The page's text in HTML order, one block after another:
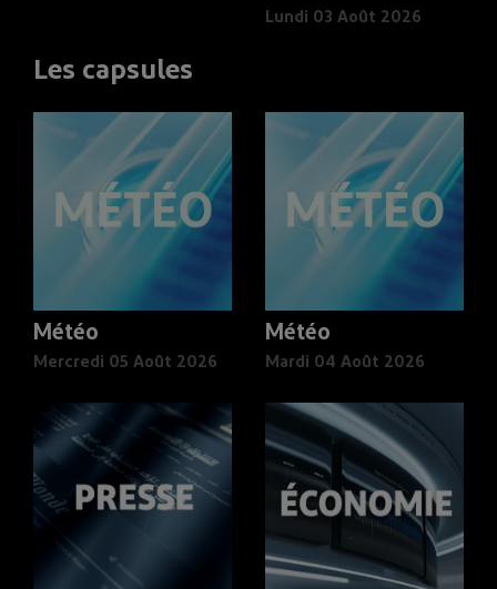
Lundi 03 Août 2026
Les capsules
Météo
Mercredi 05 Août 2026
Météo
Mardi 04 Août 2026